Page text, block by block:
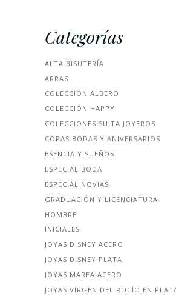
Categorías
ALTA BISUTERÍA
ARRAS
COLECCIÓN ALBERO
COLECCIÓN HAPPY
COLECCIONES SUITA JOYEROS
COPAS BODAS Y ANIVERSARIOS
ESENCIA Y SUEÑOS
ESPECIAL BODA
ESPECIAL NOVIAS
GRADUACIÓN Y LICENCIATURA
HOMBRE
INICIALES
JOYAS DISNEY ACERO
JOYAS DISNEY PLATA
JOYAS MAREA ACERO
JOYAS VIRGEN DEL ROCÍO EN